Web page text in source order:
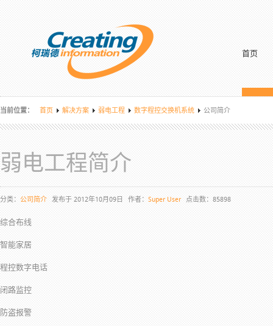
首页
当前位置： 首页 解决方案 弱电工程 数字程控交换机系统 公司简介
弱电工程简介
分类： 公司简介 发布于 2012年10月09日 作者： Super User 点击数：85898
综合布线
智能家居
程控数字电话
闭路监控
防盗报警